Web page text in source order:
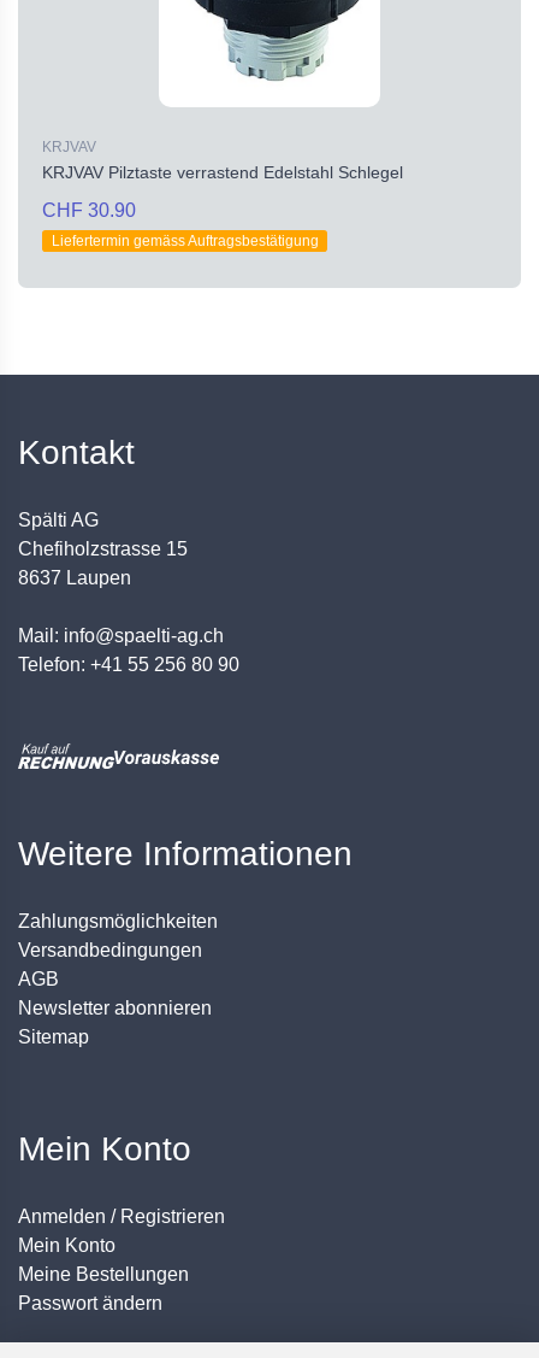
KRJVAV
KRJVAV Pilztaste verrastend Edelstahl Schlegel
CHF 30.90
Liefertermin gemäss Auftragsbestätigung
Kontakt
Spälti AG
Chefiholzstrasse 15
8637 Laupen
Mail: info@spaelti-ag.ch
Telefon: +41 55 256 80 90
Weitere Informationen
Zahlungsmöglichkeiten
Versandbedingungen
AGB
Newsletter abonnieren
Sitemap
Mein Konto
Anmelden / Registrieren
Mein Konto
Meine Bestellungen
Passwort ändern